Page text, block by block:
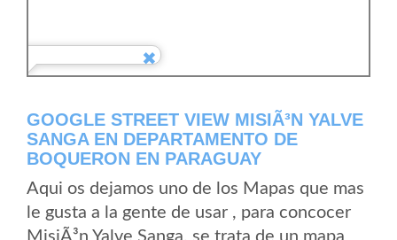
GOOGLE STREET VIEW MISIÃ³N YALVE
SANGA EN DEPARTAMENTO DE
BOQUERON EN PARAGUAY
Aqui os dejamos uno de los Mapas que mas
le gusta a la gente de usar , para concocer
MisiÃ³n Yalve Sanga, se trata de un mapa